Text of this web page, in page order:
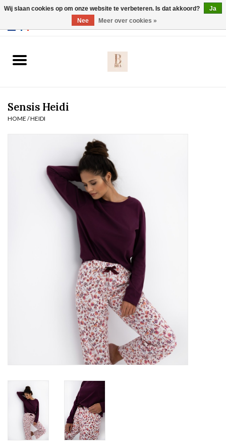
Slip
Sensis Heidi
HOME /HEIDI
Wij slaan cookies op om onze website te verbeteren. Is dat akkoord?
Ja
Nee
Meer over cookies »
Webshop werkt met EU maten. .